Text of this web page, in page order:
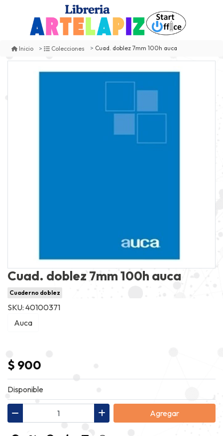
Inicio Colecciones Cuad. doblez 7mm 100h auca
Cuad. doblez 7mm 100h auca
Cuaderno doblez
SKU: 40100371
Auca
$ 900
Disponible
Agregar